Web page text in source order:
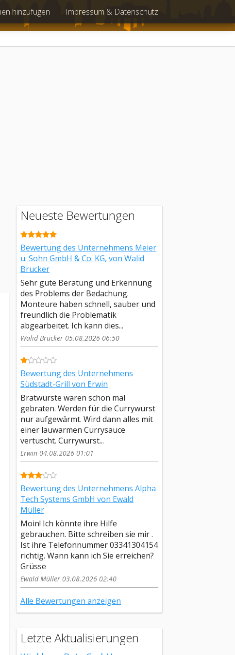
hinzufügen Impressum & Datenschutz
Neueste Bewertungen
Bewertung des Unternehmens Meier
u. Sohn GmbH & Co. KG, von Walid
Brucker
Sehr gute Beratung und Erkennung
des Problems der Bedachung.
Monteure haben schnell, sauber und
freundlich die Problematik
abgearbeitet. Ich kann dies...
Walid Brucker 05.08.2026 06:50
Bewertung des Unternehmens
Südstadt-Grill von Erwin
Bratwürste waren schon mal
gebraten. Werden für die Currywurst
nur aufgewärmt. Wird dann alles mit
einer lauwarmen Currysauce
vertuscht. Currywurst...
Erwin 04.08.2026 01:01
Bewertung des Unternehmens Alpha
Tech Systems GmbH von Ewald
Müller
Moin! Ich könnte ihre Hilfe
gebrauchen. Bitte schreiben sie mir .
Ist ihre Telefonnummer 03341304154
richtig. Wann kann ich Sie erreichen?
Grüsse
Ewald Müller 03.08.2026 02:40
Alle Bewertungen anzeigen
Letzte Aktualisierungen